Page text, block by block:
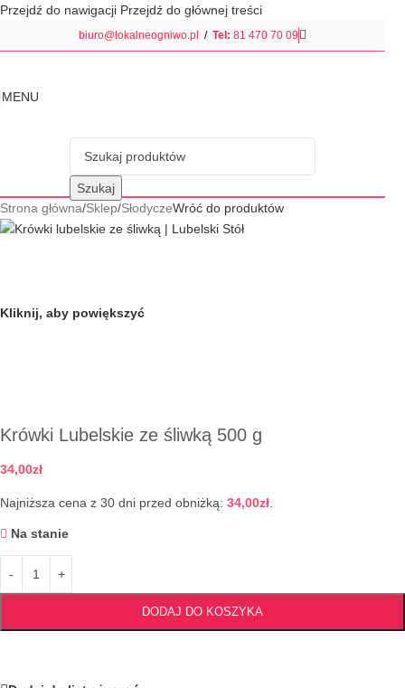
Przejdź do nawigacji Przejdź do głównej treści
biuro@lokalneogniwo.pl / Tel: 81 470 70 09
MENU
Szukaj
Strona główna/Sklep/SłodyczeWróć do produktów
Kliknij, aby powiększyć
Krówki Lubelskie ze śliwką 500 g
34,00zł
Najniższa cena z 30 dni przed obniżką: 34,00zł.
Na stanie
DODAJ DO KOSZYKA